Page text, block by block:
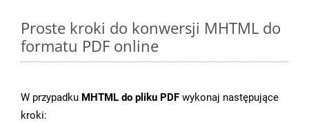
Proste kroki do konwersji MHTML do
formatu PDF online
W przypadku MHTML do pliku PDF wykonaj następujące
kroki: